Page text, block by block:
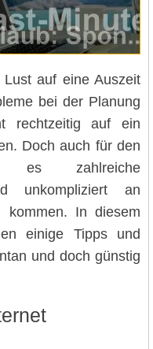
auf eine Auszeit
bei der Planung
rechtzeitig auf ein
Doch auch für den
es zahlreiche
unkompliziert an
kommen. In diesem
einige Tipps und
und doch günstig